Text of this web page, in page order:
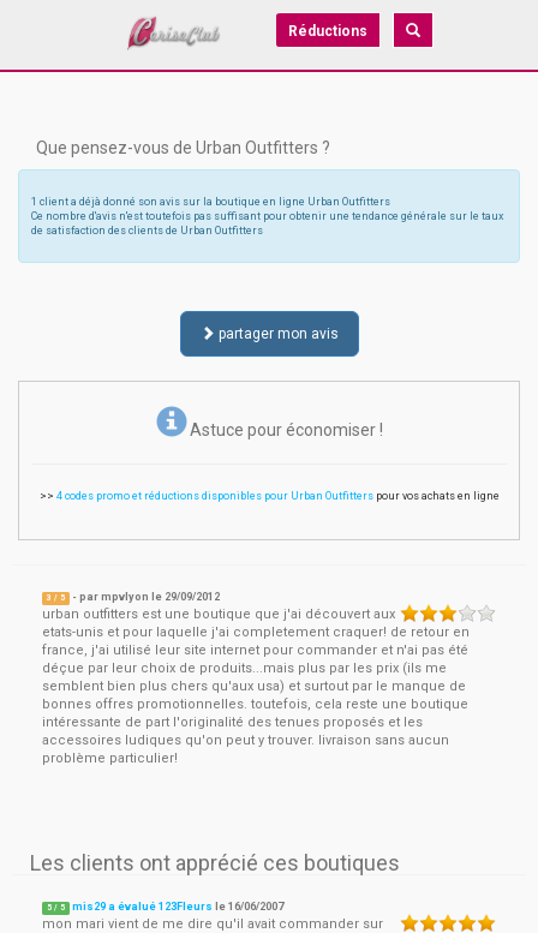
Réductions
Que pensez-vous de Urban Outfitters ?
1 client a déjà donné son avis sur la boutique en ligne Urban Outfitters
Ce nombre d'avis n'est toutefois pas suffisant pour obtenir une tendance générale sur le taux
de satisfaction des clients de Urban Outfitters
partager mon avis
Astuce pour économiser !
>> 4 codes promo et réductions disponibles pour Urban Outfitterspour vos achats en ligne
3 / 5 - parmpvlyon le 29/09/2012
urban outfitters est une boutique que j'ai découvert aux
etats-unis et pour laquelle j'ai completement craquer! de retour en
france, j'ai utilisé leur site internet pour commander et n'ai pas été
déçue par leur choix de produits...mais plus par les prix (ils me
semblent bien plus chers qu'aux usa) et surtout par le manque de
bonnes offres promotionnelles. toutefois, cela reste une boutique
intéressante de part l'originalité des tenues proposés et les
accessoires ludiques qu'on peut y trouver. livraison sans aucun
problème particulier!
Les clients ont apprécié ces boutiques
5 / 5 mis29 a évalué 123Fleurs le16/06/2007
mon mari vient de me dire qu'il avait commander sur